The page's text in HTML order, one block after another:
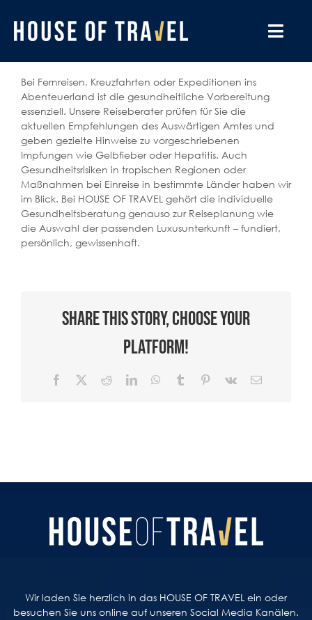
Inhalt
springen
BESONDERE REISEN
DESTINATIONEN
UNSERE BÜROS
REISELUST
GUTSCHEINE
Bei Fernreisen, Kreuzfahrten oder Expeditionen ins
Abenteuerland ist die gesundheitliche Vorbereitung
essenziell. Unsere Reiseberater prüfen für Sie die
aktuellen Empfehlungen des Auswärtigen Amtes und
geben gezielte Hinweise zu vorgeschriebenen
Impfungen wie Gelbfieber oder Hepatitis. Auch
Gesundheitsrisiken in tropischen Regionen oder
Maßnahmen bei Einreise in bestimmte Länder haben wir
im Blick. Bei HOUSE OF TRAVEL gehört die individuelle
Gesundheitsberatung genauso zur Reiseplanung wie
die Auswahl der passenden Luxusunterkunft – fundiert,
persönlich, gewissenhaft.
Share This Story, Choose Your
Platform!
Facebook RedditLinkedInWhatsApp
Tumblr Pinterest
Vk
E-
Wir laden Sie herzlich in das HOUSE OF TRAVEL ein oder
besuchen Sie uns online auf unseren Social Media Kanälen.